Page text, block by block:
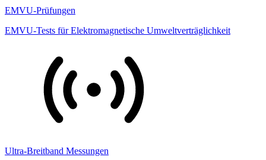
EMVU-Prüfungen
EMVU-Tests für Elektromagnetische Umweltverträglichkeit
Ultra-Breitband Messungen